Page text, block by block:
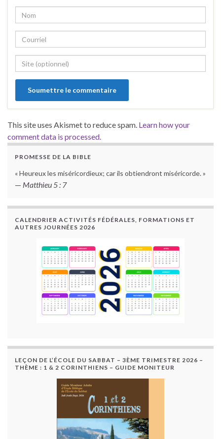
This site uses Akismet to reduce spam. Learn how your
comment data is processed.
PROMESSE DE LA BIBLE
« Heureux les miséricordieux; car ils obtiendront miséricorde. »
— Matthieu 5 : 7
CALENDRIER ACTIVITÉS FÉDÉRALES, FORMATIONS ET
AUTRES JOURNÉES 2026
LEÇON DE L’ÉCOLE DU SABBAT – 3ÈME TRIMESTRE 2026 –
THÈME : 1 & 2 CORINTHIENS – GUIDE MONITEUR